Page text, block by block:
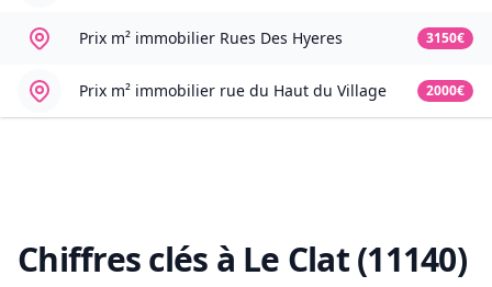
Prix m² immobilier Rues Des Hyeres 3150€
Prix m² immobilier rue du Haut du Village 2000€
Chiffres clés à Le Clat (11140)